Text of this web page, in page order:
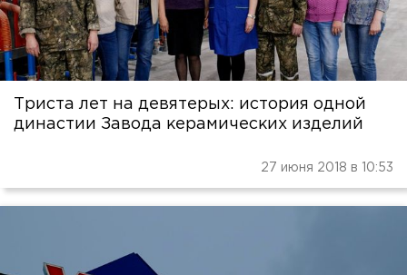
Триста лет на девятерых: история одной
династии Завода керамических изделий
27 июня 2018 в 10:53